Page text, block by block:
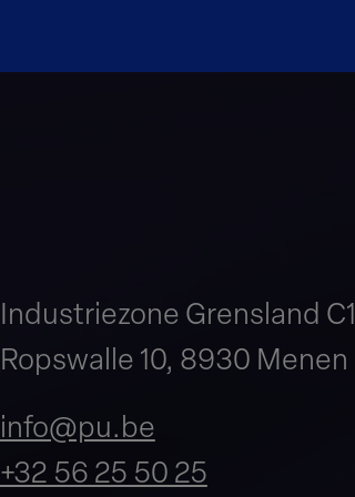
Industriezone Grensland C1
Ropswalle 10, 8930 Menen
info@pu.be
+32 56 25 50 25